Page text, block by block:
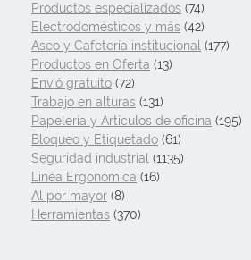
Productos especializados (74)
Electrodomésticos y más (42)
Aseo y Cafetería institucional (177)
Productos en Oferta (13)
Envió gratuito (72)
Trabajo en alturas (131)
Papelería y Artículos de oficina (195)
Bloqueo y Etiquetado (61)
Seguridad industrial (1135)
Linéa Ergonómica (16)
Al por mayor (8)
Herramientas (370)